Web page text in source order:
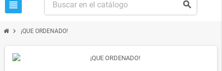
view_headline search
chevron_right ¡QUE ORDENADO!